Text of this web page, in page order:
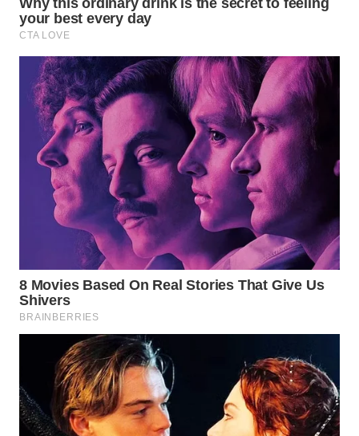
SIMALUNGUN
WN
LABUHANBATU
WN
TAPANULI
TENGAH
WN DELI
SERDANG
TEBING
TINGGI
PAKPAK
WN
KARAWANG